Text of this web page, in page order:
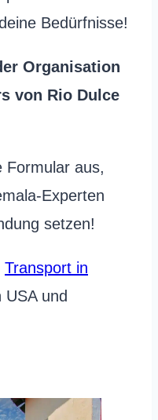
Bedürfnisse!
Organisation
von Rio Dulce
Formular aus,
Experten
setzen!
Transport in
und